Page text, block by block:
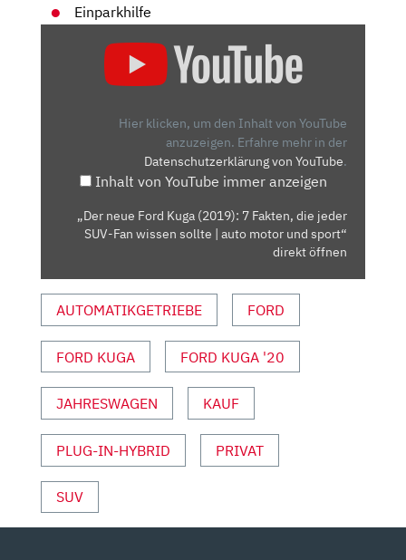
Einparkhilfe
SOLLTE
AUTO
MOTOR
SPORT“
VON
YOUTUBE
ANZEIGEN
Hier klicken, um den Inhalt von YouTube
anzuzeigen. Erfahre mehr in der
Datenschutzerklärung von YouTube.
Inhalt von YouTube immer anzeigen
„Der neue Ford Kuga (2019): 7 Fakten, die jeder
SUV-Fan wissen sollte | auto motor und sport“
direkt öffnen
AUTOMATIKGETRIEBE FORD
FORD KUGA FORD KUGA '20
JAHRESWAGEN KAUF
PLUG-IN-HYBRID PRIVAT
SUV